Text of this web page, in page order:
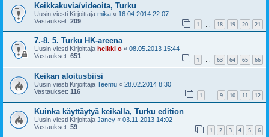
Keikkakuvia/videoita, Turku
Uusin viesti Kirjoittaja mika « 16.04.2014 22:07
Vastaukset: 209 1 18 19 20 21
7.-8. 5. Turku HK-areena
Uusin viesti Kirjoittaja heikki o « 08.05.2013 15:44
Vastaukset: 651 1 … 63 64 65 66
Keikan aloitusbiisi
Uusin viesti Kirjoittaja Teemu « 28.02.2014 8:30
Vastaukset: 116 1 … 9 10 11 12
Kuinka käyttäytyä keikalla, Turku edition
Uusin viesti Kirjoittaja Janey « 03.11.2013 14:02
Vastaukset: 59 1 2 3 4 5 6